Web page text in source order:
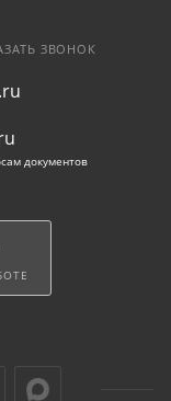
ЗВОНОК
документов